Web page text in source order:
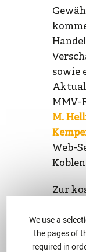
sowie
MMV-
M.
Web-
Zur
We use a
the pages of
required in